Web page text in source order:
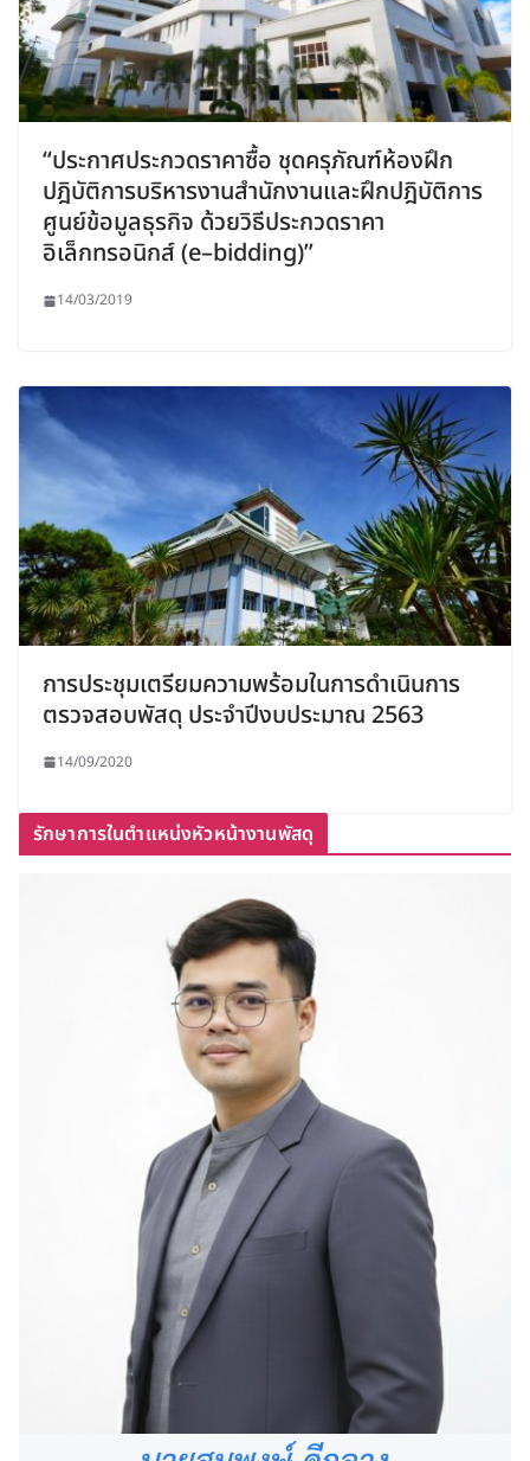
“ประกาศประกวดราคาซื้อ ชุดครุภัณฑ์ห้องฝึก
ปฎิบัติการบริหารงานสำนักงานและฝึกปฎิบัติการ
ศูนย์ข้อมูลธุรกิจ ด้วยวิธีประกวดราคา
อิเล็กทรอนิกส์ (e–bidding)”
14/03/2019
การประชุมเตรียมความพร้อมในการดำเนินการ
ตรวจสอบพัสดุ ประจำปีงบประมาณ 2563
14/09/2020
รักษาการในตำแหน่งหัวหน้างานพัสดุ